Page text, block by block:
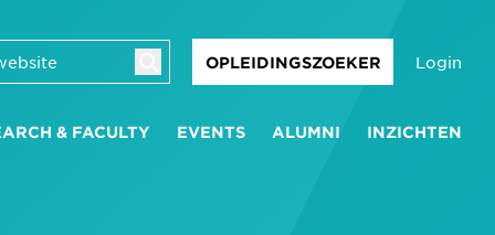
OPLEIDINGSZOEKER Login
& FACULTY EVENTS ALUMNI INZICHTEN